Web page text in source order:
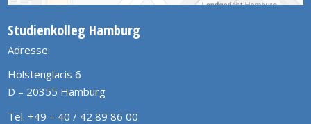
Studienkolleg Hamburg
Adresse:
Holstenglacis 6
D – 20355 Hamburg
Tel. +49 – 40 / 42 89 86 00